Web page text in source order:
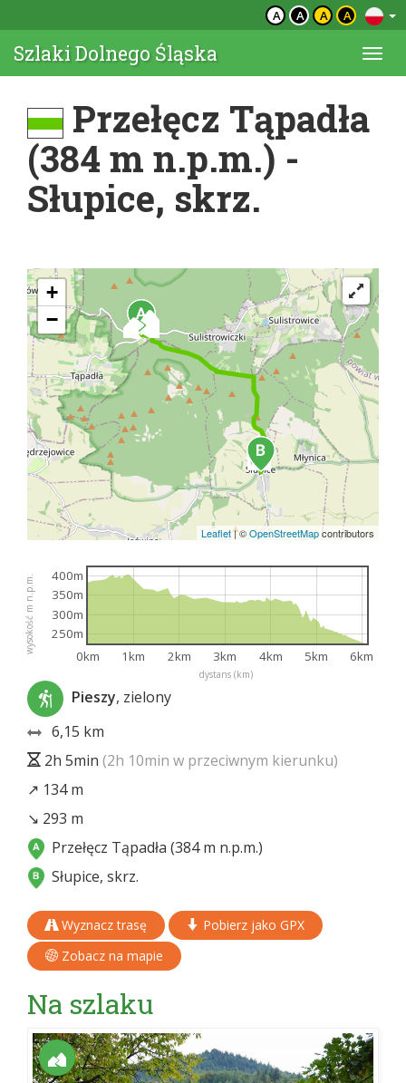
A A A A
Szlaki Dolnego Śląska
Przełęcz Tąpadła
(384 m n.p.m.) -
Słupice, skrz.
+
−
Leaflet|©OpenStreetMapcontributors
dystans (km)
wysokość m n.p.m.
0km 1km 2km 3km 4km 5km 6km
250m
300m
350m
400m
Pieszy, zielony
6,15 km
2h 5min (2h 10min w przeciwnym kierunku)
↗ 134 m
↘ 293 m
Przełęcz Tąpadła (384 m n.p.m.)
Słupice, skrz.
Wyznacz trasę
Pobierz jako GPX
Zobacz na mapie
Na szlaku